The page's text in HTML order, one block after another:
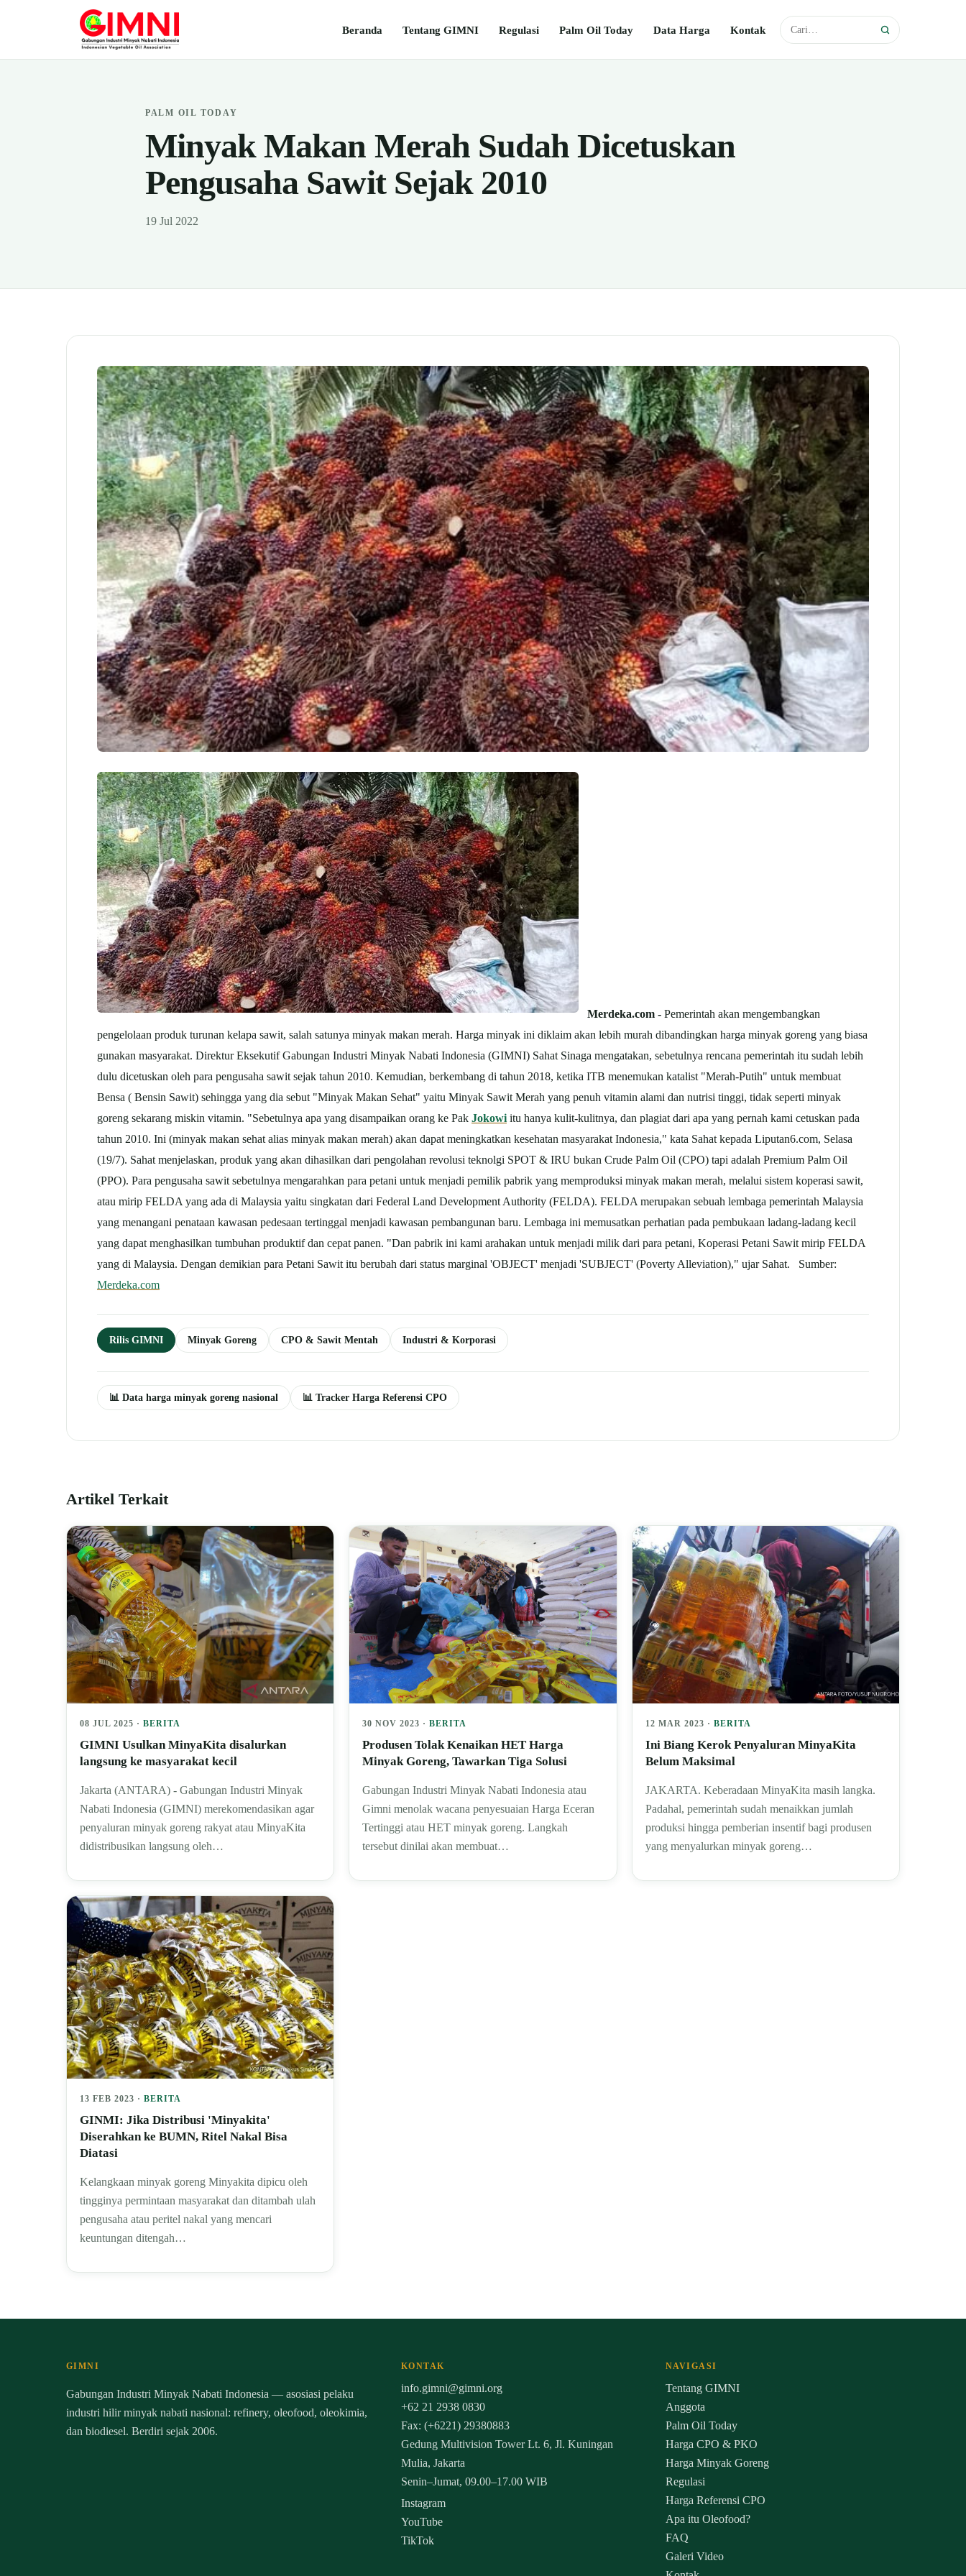
Beranda Tentang GIMNI Regulasi Palm Oil Today Data Harga Kontak
PALM OIL TODAY
Minyak Makan Merah Sudah Dicetuskan
Pengusaha Sawit Sejak 2010
19 Jul 2022
Merdeka.com - Pemerintah akan mengembangkan
pengelolaan produk turunan kelapa sawit, salah satunya minyak makan merah. Harga minyak ini diklaim akan lebih murah dibandingkan harga minyak goreng yang biasa
gunakan masyarakat. Direktur Eksekutif Gabungan Industri Minyak Nabati Indonesia (GIMNI) Sahat Sinaga mengatakan, sebetulnya rencana pemerintah itu sudah lebih
dulu dicetuskan oleh para pengusaha sawit sejak tahun 2010. Kemudian, berkembang di tahun 2018, ketika ITB menemukan katalist "Merah-Putih" untuk membuat
Bensa ( Bensin Sawit) sehingga yang dia sebut "Minyak Makan Sehat" yaitu Minyak Sawit Merah yang penuh vitamin alami dan nutrisi tinggi, tidak seperti minyak
goreng sekarang miskin vitamin. "Sebetulnya apa yang disampaikan orang ke Pak Jokowi itu hanya kulit-kulitnya, dan plagiat dari apa yang pernah kami cetuskan pada
tahun 2010. Ini (minyak makan sehat alias minyak makan merah) akan dapat meningkatkan kesehatan masyarakat Indonesia," kata Sahat kepada Liputan6.com, Selasa
(19/7). Sahat menjelaskan, produk yang akan dihasilkan dari pengolahan revolusi teknolgi SPOT & IRU bukan Crude Palm Oil (CPO) tapi adalah Premium Palm Oil
(PPO). Para pengusaha sawit sebetulnya mengarahkan para petani untuk menjadi pemilik pabrik yang memproduksi minyak makan merah, melalui sistem koperasi sawit,
atau mirip FELDA yang ada di Malaysia yaitu singkatan dari Federal Land Development Authority (FELDA). FELDA merupakan sebuah lembaga pemerintah Malaysia
yang menangani penataan kawasan pedesaan tertinggal menjadi kawasan pembangunan baru. Lembaga ini memusatkan perhatian pada pembukaan ladang-ladang kecil
yang dapat menghasilkan tumbuhan produktif dan cepat panen. "Dan pabrik ini kami arahakan untuk menjadi milik dari para petani, Koperasi Petani Sawit mirip FELDA
yang di Malaysia. Dengan demikian para Petani Sawit itu berubah dari status marginal 'OBJECT' menjadi 'SUBJECT' (Poverty Alleviation)," ujar Sahat. Sumber:
Merdeka.com
Rilis GIMNI Minyak Goreng CPO & Sawit Mentah Industri & Korporasi
📊 Data harga minyak goreng nasional 📊 Tracker Harga Referensi CPO
Artikel Terkait
08 JUL 2025 · BERITA
GIMNI Usulkan MinyaKita disalurkan
langsung ke masyarakat kecil
Jakarta (ANTARA) - Gabungan Industri Minyak
Nabati Indonesia (GIMNI) merekomendasikan agar
penyaluran minyak goreng rakyat atau MinyaKita
didistribusikan langsung oleh…
30 NOV 2023 ·BERITA
Produsen Tolak Kenaikan HET Harga
Minyak Goreng, Tawarkan Tiga Solusi
Gabungan Industri Minyak Nabati Indonesia atau
Gimni menolak wacana penyesuaian Harga Eceran
Tertinggi atau HET minyak goreng. Langkah
tersebut dinilai akan membuat…
12 MAR 2023 · BERITA
Ini Biang Kerok Penyaluran MinyaKita
Belum Maksimal
JAKARTA. Keberadaan MinyaKita masih langka.
Padahal, pemerintah sudah menaikkan jumlah
produksi hingga pemberian insentif bagi produsen
yang menyalurkan minyak goreng…
13 FEB 2023 · BERITA
GINMI: Jika Distribusi 'Minyakita'
Diserahkan ke BUMN, Ritel Nakal Bisa
Diatasi
Kelangkaan minyak goreng Minyakita dipicu oleh
tingginya permintaan masyarakat dan ditambah ulah
pengusaha atau peritel nakal yang mencari
keuntungan ditengah…
GIMNI
Gabungan Industri Minyak Nabati Indonesia — asosiasi pelaku
industri hilir minyak nabati nasional: refinery, oleofood, oleokimia,
dan biodiesel. Berdiri sejak 2006.
KONTAK
info.gimni@gimni.org
+62 21 2938 0830
Fax: (+6221) 29380883
Gedung Multivision Tower Lt. 6, Jl. Kuningan
Mulia, Jakarta
Senin–Jumat, 09.00–17.00 WIB
Instagram
YouTube
TikTok
NAVIGASI
Tentang GIMNI
Anggota
Palm Oil Today
Harga CPO & PKO
Harga Minyak Goreng
Regulasi
Harga Referensi CPO
Apa itu Oleofood?
FAQ
Galeri Video